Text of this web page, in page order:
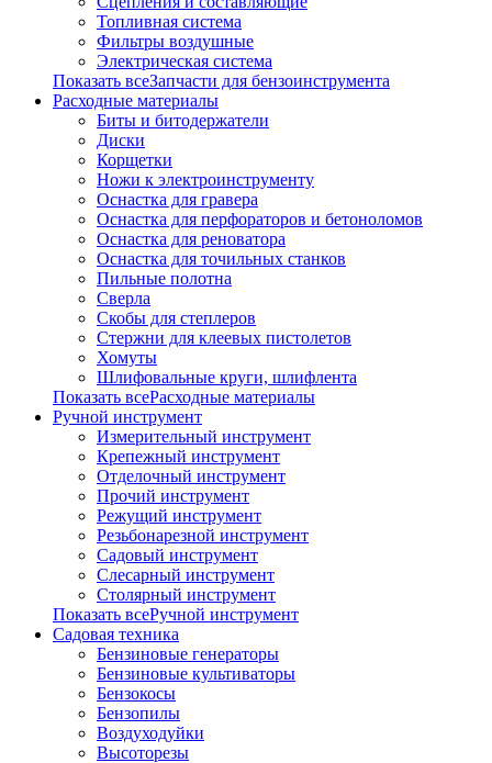
Топливная система
Фильтры воздушные
Электрическая система
Показать всеЗапчасти для бензоинструмента
Расходные материалы
Биты и битодержатели
Диски
Корщетки
Ножи к электроинструменту
Оснастка для гравера
Оснастка для перфораторов и бетоноломов
Оснастка для реноватора
Оснастка для точильных станков
Пильные полотна
Сверла
Скобы для степлеров
Стержни для клеевых пистолетов
Хомуты
Шлифовальные круги, шлифлента
Показать всеРасходные материалы
Ручной инструмент
Измерительный инструмент
Крепежный инструмент
Отделочный инструмент
Прочий инструмент
Режущий инструмент
Резьбонарезной инструмент
Садовый инструмент
Слесарный инструмент
Столярный инструмент
Показать всеРучной инструмент
Садовая техника
Бензиновые генераторы
Бензиновые культиваторы
Бензокосы
Бензопилы
Воздуходуйки
Высоторезы